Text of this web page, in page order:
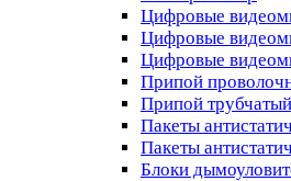
Цифровые
Цифровые
Цифровые
Припой
Припой трубчатый
Пакеты
Пакеты
Блоки